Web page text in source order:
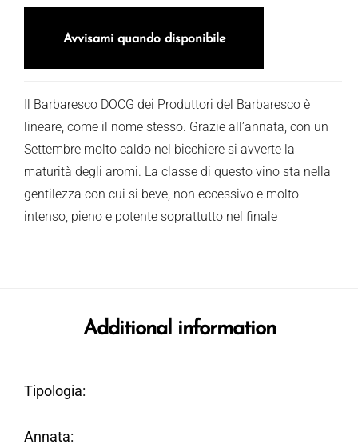
Avvisami quando disponibile
Il Barbaresco DOCG dei Produttori del Barbaresco è
lineare, come il nome stesso. Grazie all’annata, con un
Settembre molto caldo nel bicchiere si avverte la
maturità degli aromi. La classe di questo vino sta nella
gentilezza con cui si beve, non eccessivo e molto
intenso, pieno e potente soprattutto nel finale
Additional information
Tipologia
Annata